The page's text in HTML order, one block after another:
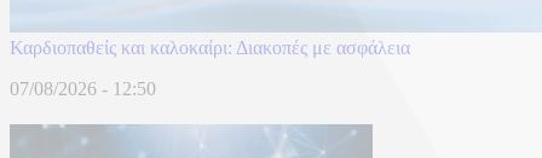
Καρδιοπαθείς και καλοκαίρι: Διακοπές με ασφάλεια
07/08/2026 - 12:50